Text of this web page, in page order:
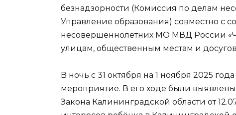
безнадзорности (Комиссия по делам
Управление образования) совместно с
несовершеннолетних МО МВД России
улицам, общественным местам и
В ночь с 31 октября на 1 ноября 2025
мероприятие. В его ходе были
Закона Калининградской области от